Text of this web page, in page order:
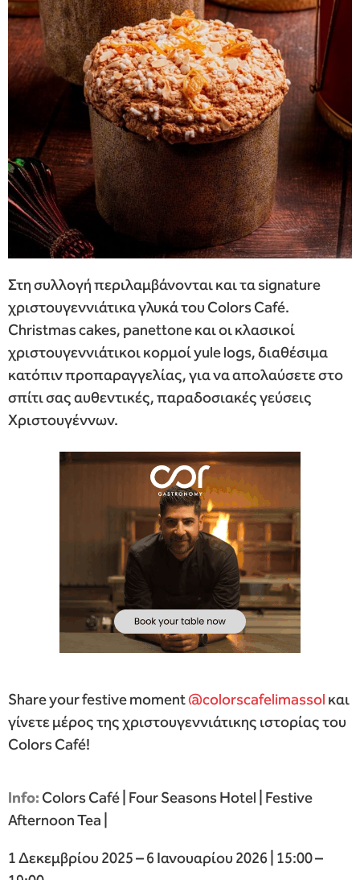
Στη συλλογή περιλαμβάνονται και τα signature
χριστουγεννιάτικα γλυκά του Colors Café.
Christmas cakes, panettone και οι κλασικοί
χριστουγεννιάτικοι κορμοί yule logs, διαθέσιμα
κατόπιν προπαραγγελίας, για να απολαύσετε στο
σπίτι σας αυθεντικές, παραδοσιακές γεύσεις
Χριστουγέννων.
Share your festive moment@colorscafelimassol και
γίνετε μέρος της χριστουγεννιάτικης ιστορίας του
Colors Café!
Info: Colors Café | Four Seasons Hotel | Festive
Afternoon Tea |
1 Δεκεμβρίου 2025 – 6 Ιανουαρίου 2026 | 15:00 –